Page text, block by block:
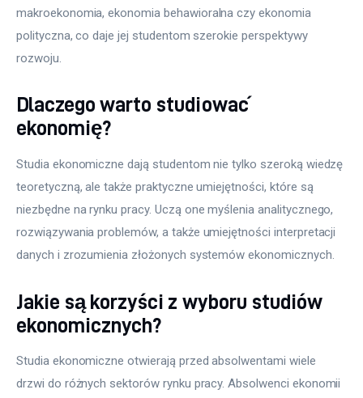
makroekonomia, ekonomia behawioralna czy ekonomia
polityczna, co daje jej studentom szerokie perspektywy
rozwoju.
Dlaczego warto studiować
ekonomię?
Studia ekonomiczne dają studentom nie tylko szeroką wiedzę
teoretyczną, ale także praktyczne umiejętności, które są
niezbędne na rynku pracy. Uczą one myślenia analitycznego,
rozwiązywania problemów, a także umiejętności interpretacji
danych i zrozumienia złożonych systemów ekonomicznych.
Jakie są korzyści z wyboru studiów
ekonomicznych?
Studia ekonomiczne otwierają przed absolwentami wiele
drzwi do różnych sektorów rynku pracy. Absolwenci ekonomii